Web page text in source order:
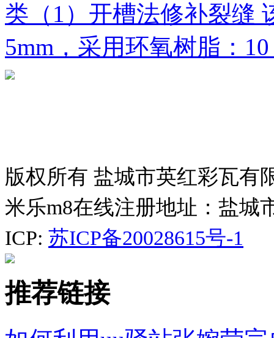
类（1）开槽法修补裂缝
5mm，采用环氧树脂：
版权所有 盐城市英红彩瓦有
米乐m8在线注册地址：盐城
ICP: 苏ICP备20028615号-1
推荐链接